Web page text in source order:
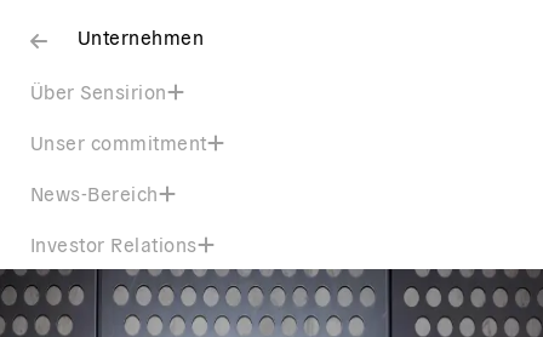
Unternehmen
Über Sensirion
Unser commitment
News-Bereich
Investor Relations